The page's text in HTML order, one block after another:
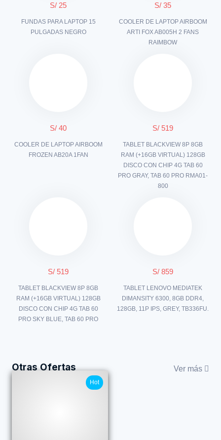
S/ 25
FUNDAS PARA LAPTOP 15
PULGADAS NEGRO
S/ 35
COOLER DE LAPTOP AIRBOOM
ARTI FOX AB005H 2 FANS
RAIMBOW
S/ 40
COOLER DE LAPTOP AIRBOOM
FROZEN AB20A 1FAN
S/ 519
TABLET BLACKVIEW 8P 8GB
RAM (+16GB VIRTUAL) 128GB
DISCO CON CHIP 4G TAB 60
PRO GRAY, TAB 60 PRO RMA01-
800
S/ 519
TABLET BLACKVIEW 8P 8GB
RAM (+16GB VIRTUAL) 128GB
DISCO CON CHIP 4G TAB 60
PRO SKY BLUE, TAB 60 PRO
S/ 859
TABLET LENOVO MEDIATEK
DIMANSITY 6300, 8GB DDR4,
128GB, 11P IPS, GREY, TB336FU.
Otras Ofertas Ver más
Hot